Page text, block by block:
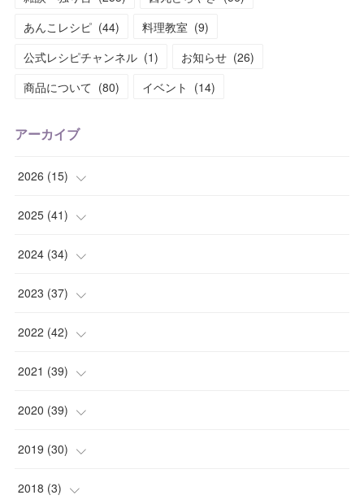
あんこレシピ (44) 料理教室 (9)
公式レシピチャンネル (1) お知らせ (26)
商品について (80) イベント (14)
アーカイブ
2026 (15)
(1)
(2)
(2)
(1)
(2)
2025 (41)
(1)
(2)
(4)
(2)
(5)
2024 (34)
(3)
(2)
(2)
(4)
( 4)
2023 (37)
(4)
(3)
(2)
(5)
(2
2022 (42)
(5)
(4)
(4)
(4
2021 (39)
(4)
(4)
(3
2020 (39)
(4)
(2
2019 (30)
(3
2018 (3)